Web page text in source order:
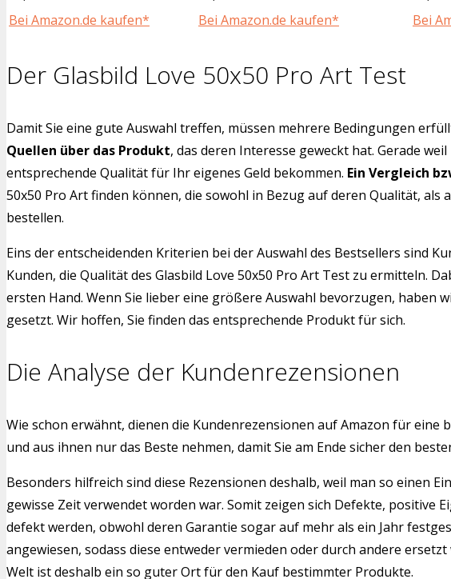
Bei Amazon.de kaufen*
Bei Amazon.de kaufen* Bei
Der Glasbild Love 50x50 Pro Art Test
Damit Sie eine gute Auswahl treffen, müssen mehrere Bedingungen
Quellen über das Produkt, das deren Interesse geweckt hat. Gerade
entsprechende Qualität für Ihr eigenes Geld bekommen. Ein Vergleich
50x50 Pro Art finden können, die sowohl in Bezug auf deren Qualität,
bestellen.
Eins der entscheidenden Kriterien bei der Auswahl des Bestsellers sind
Kunden, die Qualität des Glasbild Love 50x50 Pro Art Test zu ermitteln.
ersten Hand. Wenn Sie lieber eine größere Auswahl bevorzugen, haben
gesetzt. Wir hoffen, Sie finden das entsprechende Produkt für sich.
Die Analyse der Kundenrezensionen
Wie schon erwähnt, dienen die Kundenrezensionen auf Amazon für
und aus ihnen nur das Beste nehmen, damit Sie am Ende sicher den
Besonders hilfreich sind diese Rezensionen deshalb, weil man so einen
gewisse Zeit verwendet worden war. Somit zeigen sich Defekte, positive
defekt werden, obwohl deren Garantie sogar auf mehr als ein Jahr
angewiesen, sodass diese entweder vermieden oder durch andere
Welt ist deshalb ein so guter Ort für den Kauf bestimmter Produkte.